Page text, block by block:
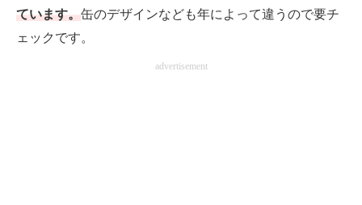
ています。缶のデザインなども年によって違うので要チ
ェックです。
advertisement